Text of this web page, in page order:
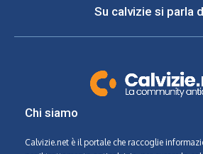
Su calvizie si parla
Chi siamo
Calvizie.net è il portale che raccoglie